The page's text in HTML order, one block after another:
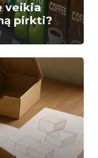
veikia
pirkti?